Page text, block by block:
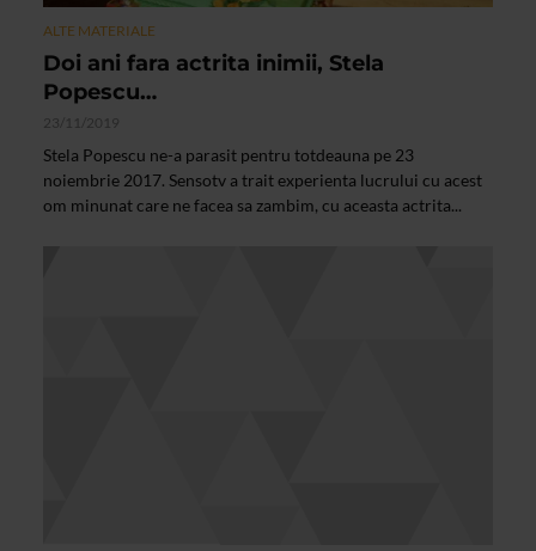
ALTE MATERIALE
Doi ani fara actrita inimii, Stela
Popescu…
23/11/2019
Stela Popescu ne-a parasit pentru totdeauna pe 23
noiembrie 2017. Sensotv a trait experienta lucrului cu acest
om minunat care ne facea sa zambim, cu aceasta actrita...